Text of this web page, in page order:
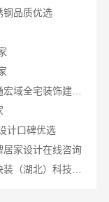
钢品质优选
海安一站式装修公司价格，南通宏域全宅装饰建材有限公司报价透明
计口碑优选
家设计在线咨询